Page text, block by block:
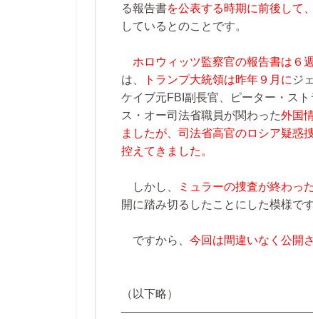
る報告書を公表する時期に前後して
しているとのことです。
ホロウィッツ監察官の報告書は６
は、
トランプ大統領は昨年９月に ジ
ケイブ元FBI副長官、ピーター・ス
ス・オー司法省職員が関わった外国
ましたが、司法省高官のロシア疑惑
控えてきました。
しかし、 ミュラーの捜査が終わった
開に踏み切るしたことにした模様です
ですから、 今回は間違いなく公開
（以下略）